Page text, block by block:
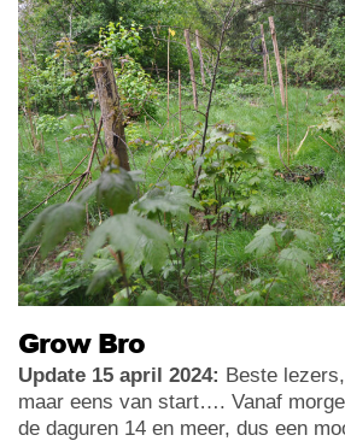
Grow Bro
Update 15 april 2024: Beste
maar eens van start…. Vanaf
de daguren 14 en meer, dus een